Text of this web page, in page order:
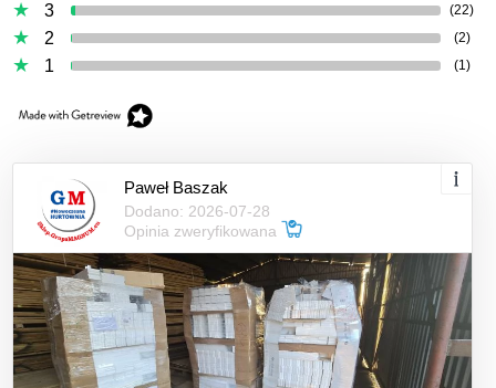
3 (22)
2 (2)
1 (1)
Paweł Baszak
Dodano: 2026-07-28
Opinia zweryfikowana